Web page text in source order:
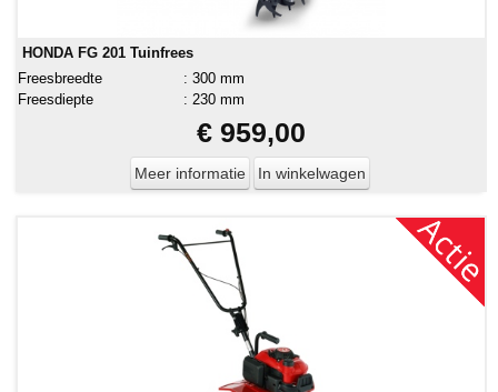
HONDA FG 201 Tuinfrees
Freesbreedte
: 300 mm
Freesdiepte
: 230 mm
€ 959,00
Meer informatie In winkelwagen